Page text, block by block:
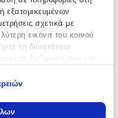
σχετικά με
εικόνα του κοινού
τη δυνατότητα
με τη γεωγραφική